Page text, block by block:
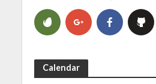
Calendar